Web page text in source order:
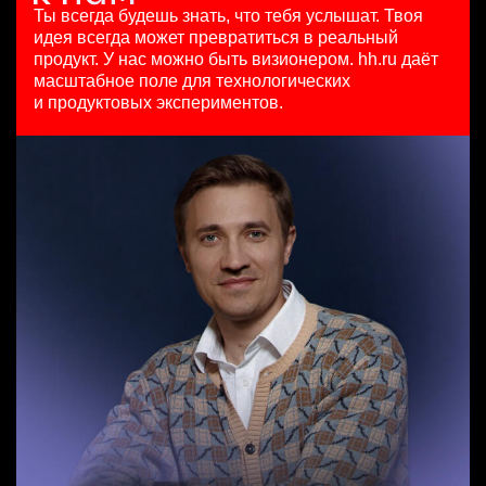
20 июл. 2026
з/п не указана
Ярославль
HeadHunter::Коммерческий департамент
15000000 so'm
Специалист телемаркетинга
HeadHunter::Телефонные продажи
29 июл. 2026
з/п не указана
Москва
Бренд-менеджер b2c
HeadHunter::Департамент маркетинга
сегодня
з/п не указана
Москва
Ты всегда будешь знать, что тебя услышат. Твоя
идея всегда может превратиться в реальный
продукт. У нас можно быть визионером. hh.ru даёт
масштабное поле для технологических
и продуктовых экспериментов.